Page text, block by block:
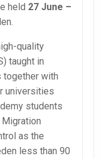
held 27 June –
quality
taught in
together with
universities
students
as the
less than 90